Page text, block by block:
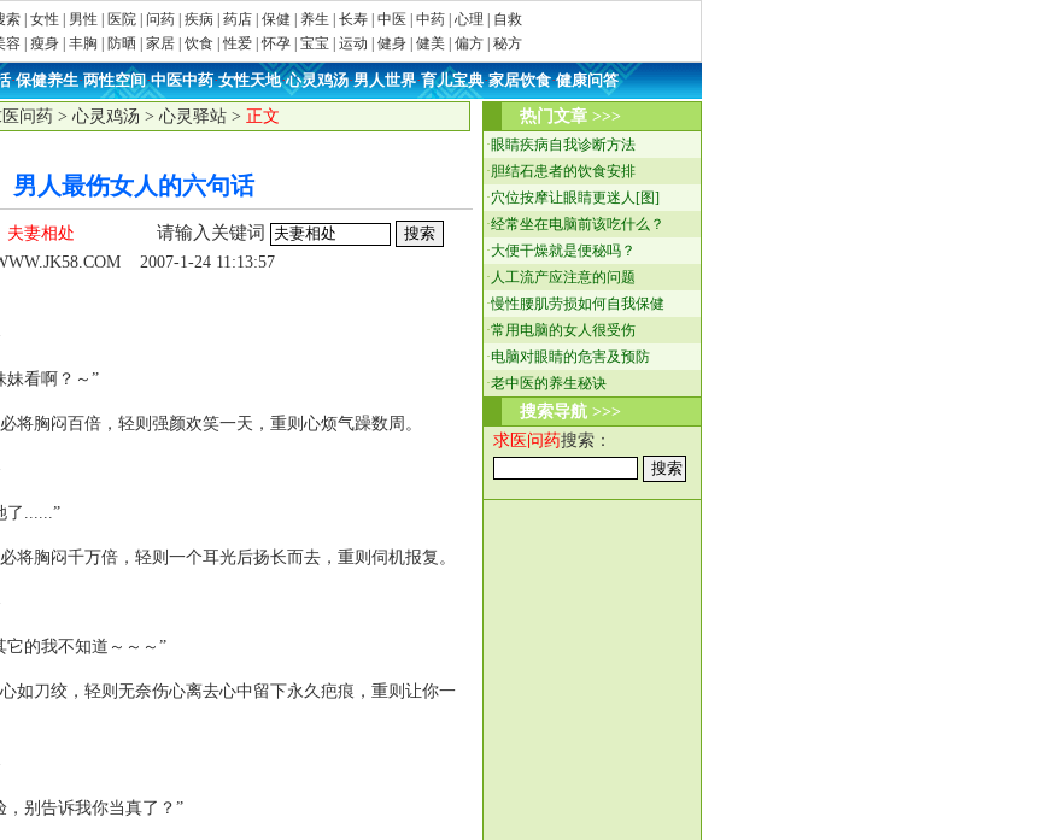
索 女性 男性 医院 问药 疾病 药店 保健 养生 长寿 中医 中药 心理
自救
容 瘦身 丰胸 防晒 家居 饮食 |性爱 |怀孕 宝宝 运动 健身 健美 偏方 秘方
·保健养生·两性空间·中医中药·女性天地·心灵鸡汤·男人世界·育儿宝典·家居饮食·健康问答
问药 > 心灵鸡汤 > 心灵驿站 > 正文
男人最伤女人的六句话
夫妻相处 请输入关键词
2007-1-24 11:13:57
妹看啊？～”
将胸闷百倍，轻则强颜欢笑一天，重则心烦气躁数周。
了......”
将胸闷千万倍，轻则一个耳光后扬长而去，重则伺机报复。
它的我不知道～～～”
如刀绞，轻则无奈伤心离去心中留下永久疤痕，重则让你一
，别告诉我你当真了？”
热门文章 >>>
·眼睛疾病自我诊断方法
·胆结石患者的饮食安排
·穴位按摩让眼睛更迷人[图]
·经常坐在电脑前该吃什么？
·大便干燥就是便秘吗？
· 人工流产应注意的问题
·慢性腰肌劳损如何自我保健
·常用电脑的女人很受伤
·电脑对眼睛的危害及预防
·老中医的养生秘诀
搜索导航 >>>
求医问药搜索：